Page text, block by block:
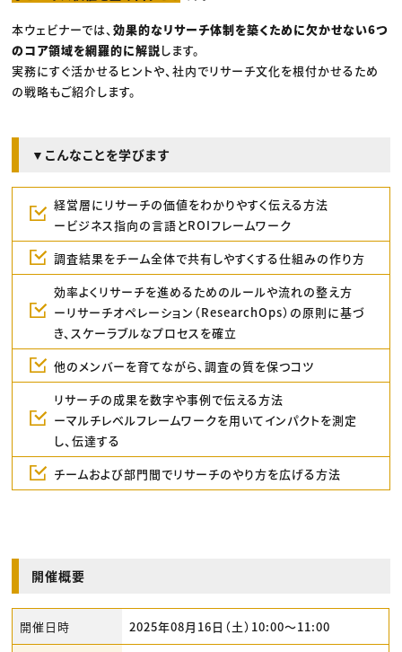
本ウェビナーでは、効果的なリサーチ体制を築くために欠かせない6つ
のコア領域を網羅的に解説します。
実務にすぐ活かせるヒントや、社内でリサーチ文化を根付かせるため
の戦略もご紹介します。
▼こんなことを学びます
経営層にリサーチの価値をわかりやすく伝える方法
ービジネス指向の言語とROIフレームワーク
調査結果をチーム全体で共有しやすくする仕組みの作り方
効率よくリサーチを進めるためのルールや流れの整え方
ーリサーチオペレーション（ResearchOps）の原則に基づ
き、スケーラブルなプロセスを確立
他のメンバーを育てながら、調査の質を保つコツ
リサーチの成果を数字や事例で伝える方法
ーマルチレベルフレームワークを用いてインパクトを測定
し、伝達する
チームおよび部門間でリサーチのやり方を広げる方法
開催概要
開催日時 2025年08月16日（土）10:00〜11:00